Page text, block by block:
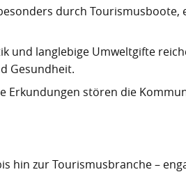
durch Tourismusboote,
und langlebige Umweltgifte
Gesundheit.
Erkundungen stören die
hin zur Tourismusbranche –